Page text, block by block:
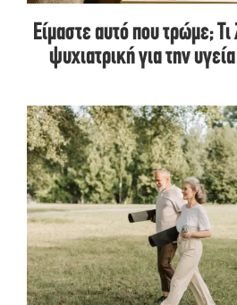
Είμαστε αυτό που τρώμε;
ψυχιατρική για την